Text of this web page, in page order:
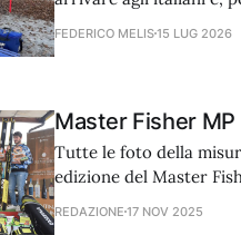
FEDERICO MELIS15 LUG 2026
Master Fisher
Tutte le foto della
edizione del Master
REDAZIONE 17 NOV 2025